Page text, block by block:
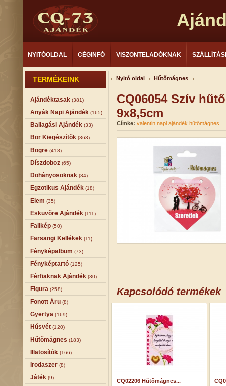
NYITÓOLDAL CÉGINFÓ VISZONTELADÓKNAK
TERMÉKEINK
Ajándéktasak (381)
Anyák Napi Ajándék (165)
Ballagási Ajándék (33)
Bor Kiegészítők (363)
Bögre (418)
Díszdoboz (65)
Dohányosoknak (34)
Egzotikus Ajándék (18)
Elem (35)
Esküvőre Ajándék (111)
Falikép (50)
Farsangi Kellékek (11)
Fényképalbum (73)
Fényképtartó (125)
Férfiaknak Ajándék (30)
Figura (258)
Fonott Áru (8)
Gyertya (169)
Húsvét (120)
Hűtőmágnes (183)
Illatosítók (166)
Irodaszer (8)
Játék (9)
Nyitó oldal Hűtőmágnes
CQ06054 Szív
9x8,5cm
Címke: valentin napi ajándék hűtőmágnes
Kapcsolódó termékek
CQ02206 Hűtőmágnes...